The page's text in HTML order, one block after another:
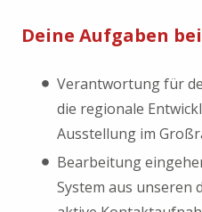
Deine Aufgaben
Verantwortung für
die regionale
Ausstellung im
Bearbeitung
System aus unseren